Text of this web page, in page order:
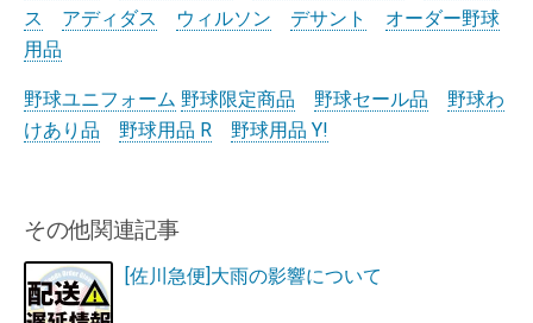
ス
アディダス ウィルソン デサント
オーダー野球
用品
野球ユニフォーム 野球限定商品 野球セール品
野球わ
けあり品
野球用品 R 野球用品 Y!
その他関連記事
[佐川急便]大雨の影響について